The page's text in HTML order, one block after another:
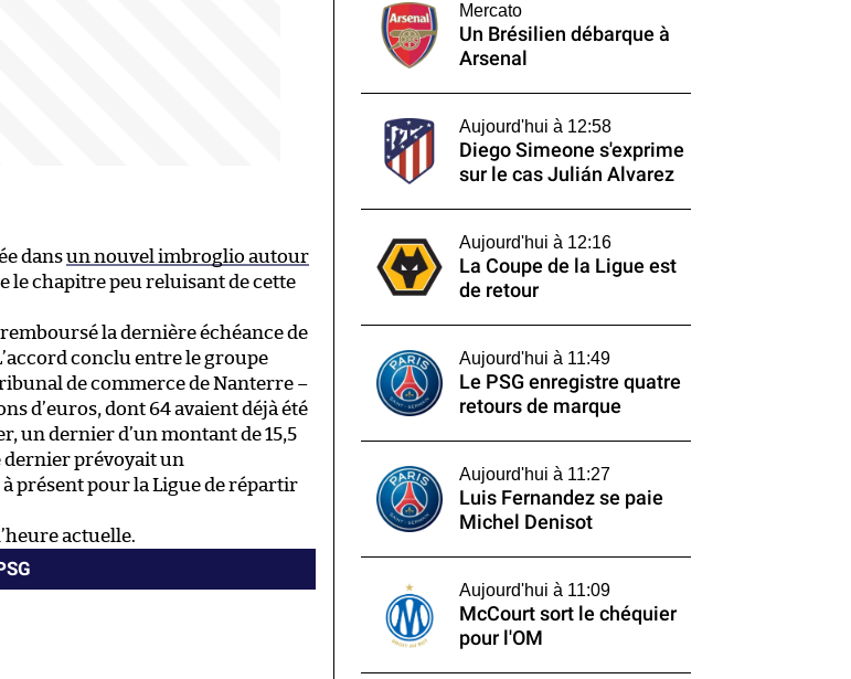
dansun nouvel imbroglio autour
le chapitre peu reluisant de cette
la dernière échéance de
conclu entre le groupe
de commerce de Nanterre –
d’euros, dont 64 avaient déjà été
un dernier d’un montant de 15,5
dernier prévoyait un
présent pour la Ligue de répartir
actuelle.
Mercato
Un Brésilien débarque à
Arsenal
Aujourd'hui à 12:58
Diego Simeone s'exprime
sur le cas Julián Alvarez
Aujourd'hui à 12:16
La Coupe de la Ligue est
de retour
Aujourd'hui à 11:49
Le PSG enregistre quatre
retours de marque
Aujourd'hui à 11:27
Luis Fernandez se paie
Michel Denisot
Aujourd'hui à 11:09
McCourt sort le chéquier
pour l'OM